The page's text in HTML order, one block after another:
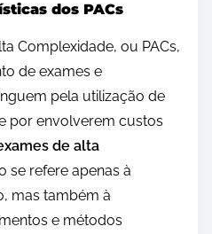
dos PACs
Complexidade, ou PACs,
de exames e
pela utilização de
por envolverem custos
de alta
se refere apenas à
mas também à
e métodos